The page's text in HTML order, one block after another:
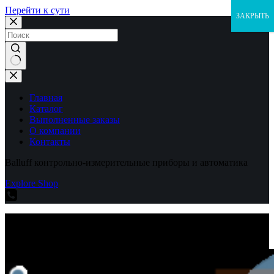
Перейти к сути
Ничего
не
найденоГлавная
Каталог
Выполненные заказы
О компании
Контакты
Balluff контрольно-измерительные приборы и автоматика
Explore Shop
ЗАКРЫТЬ